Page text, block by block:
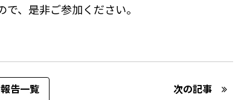
、是非ご参加ください。
告一覧 次の記事